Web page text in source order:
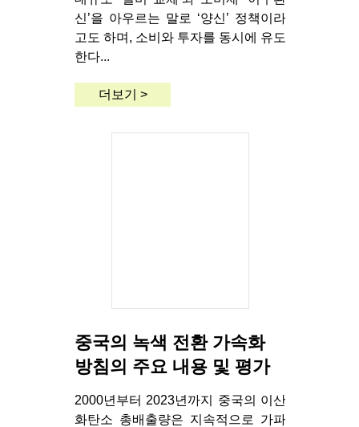
신’을 아우르는 말로 ‘양신’ 정책이라
고도 하며, 소비와 투자를 동시에 유도
한다...
더보기 >
중국의 녹색 전환 가속화
방침의 주요 내용 및 평가
2000년부터 2023년까지 중국의 이산
화탄소 총배출량은 지속적으로 가파